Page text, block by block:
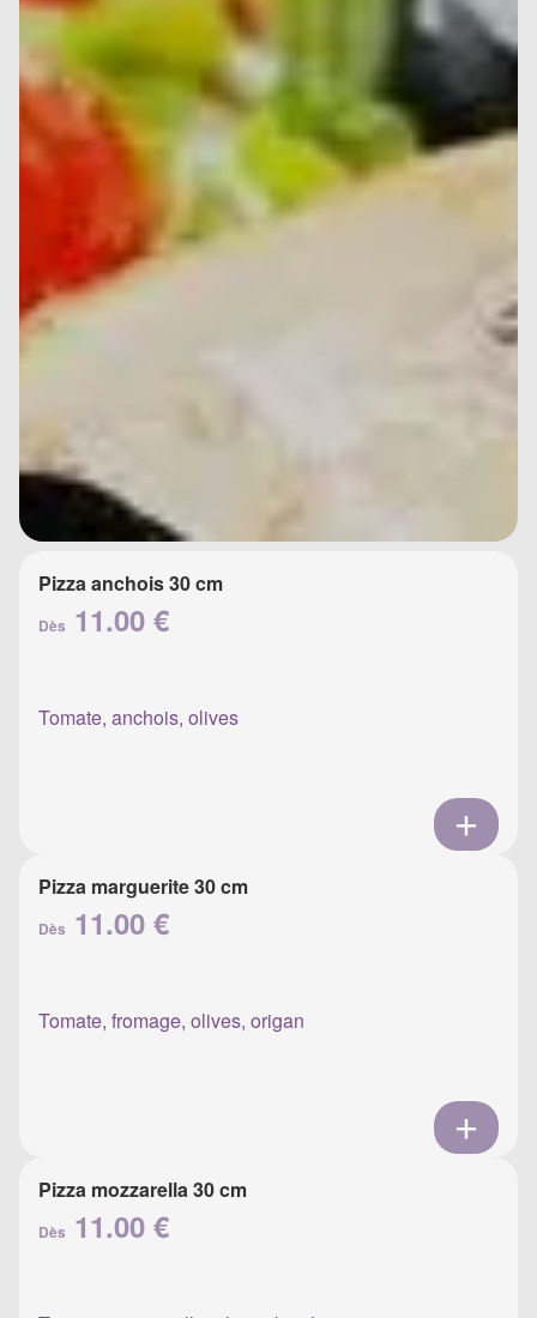
Pizza anchois 30 cm
Dès 11.00 €
Tomate, anchois, olives
Pizza marguerite 30 cm
Dès 11.00 €
Tomate, fromage, olives, origan
Pizza mozzarella 30 cm
Dès 11.00 €